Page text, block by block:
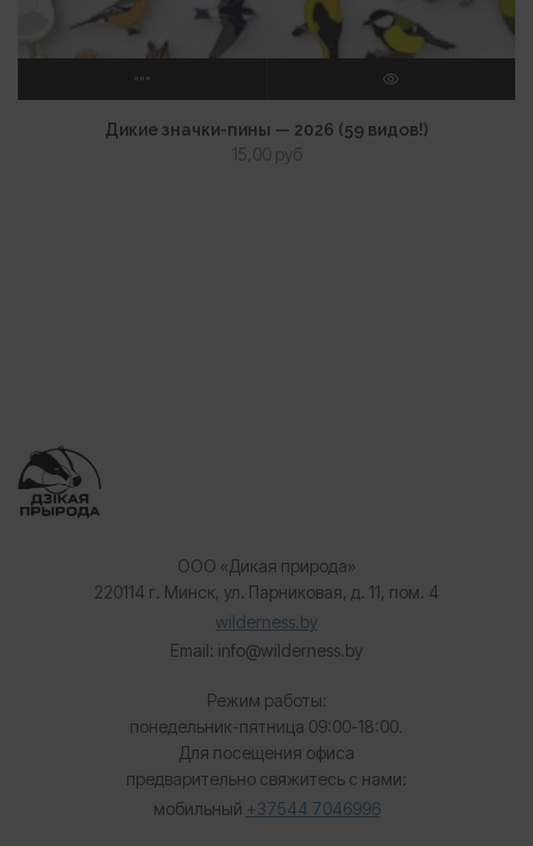
ВЫБЕРИТЕ ПАРАМЕТРЫ ПРОСМОТР
Дикие значки-пины — 2026 (59 видов!)
15,00 руб
ООО «Дикая природа»
220114 г. Минск, ул. Парниковая, д. 11, пом. 4
wilderness.by
Email: info@wilderness.by
Режим работы:
понедельник-пятница 09:00-18:00.
Для посещения офиса
предварительно свяжитесь с нами:
мобильный +37544 7046996